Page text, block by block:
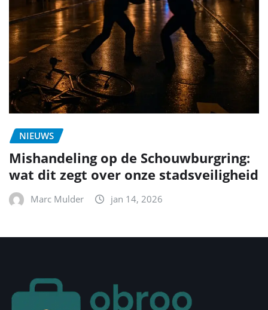
NIEUWS
Mishandeling op de Schouwburgring:
wat dit zegt over onze stadsveiligheid
Marc Mulder jan 14, 2026